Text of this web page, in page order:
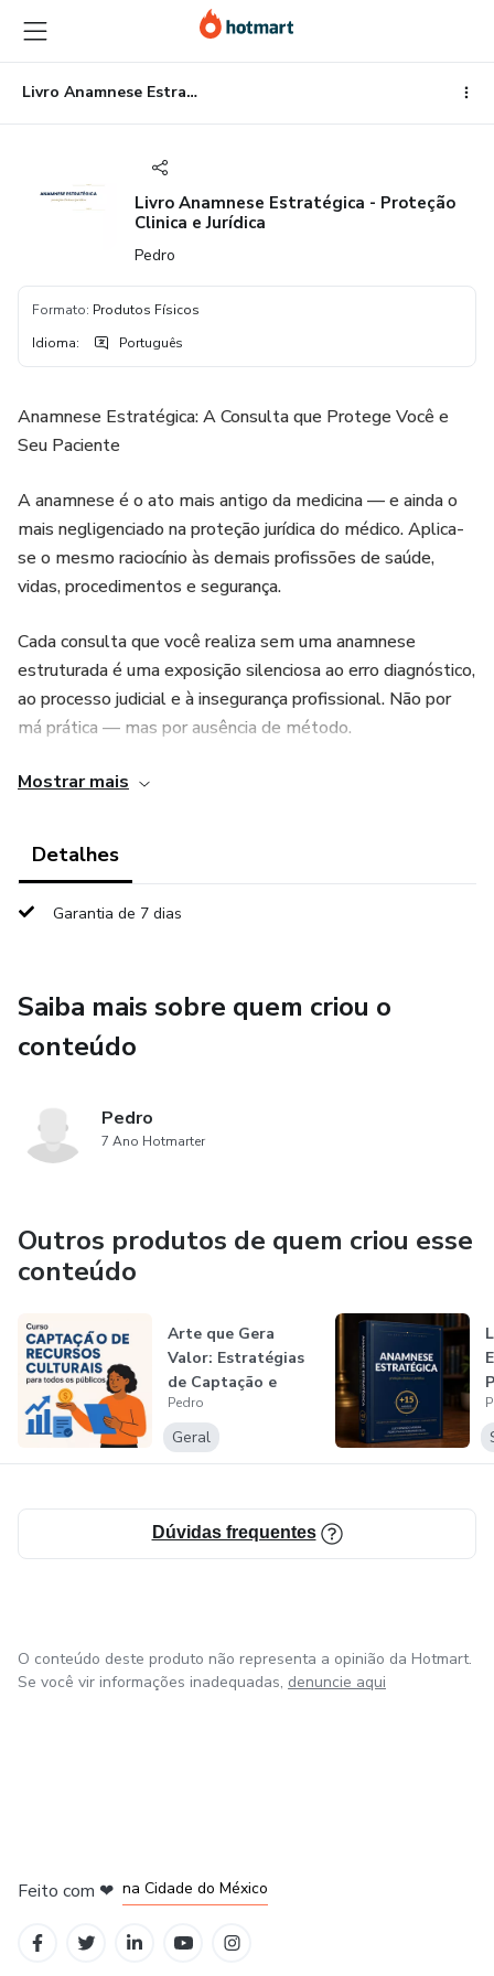
para
o
conteúdo
principal
para
o
pagamento
para
o
rodapé
Livro Anamnese Estratégica - Proteção Clinica e Jurídica
Livro Anamnese Estratégica - Proteção
Clinica e Jurídica
Pedro
Formato: Produtos Físicos
Idioma: Português
Anamnese Estratégica: A Consulta que Protege Você e
Seu Paciente
A anamnese é o ato mais antigo da medicina — e ainda o
mais negligenciado na proteção jurídica do médico. Aplica-
se o mesmo raciocínio às demais profissões de saúde,
vidas, procedimentos e segurança.
Cada consulta que você realiza sem uma anamnese
estruturada é uma exposição silenciosa ao erro diagnóstico,
ao processo judicial e à insegurança profissional. Não por
má prática — mas por ausência de método.
Anamnese Estratégica é o guia prático impresso que
médico-paciente mais sólida.
Escrito pelo Prof. Pedro Fernandes e Prof. Luiz Fernando
consciência legal.
→ A estrutura completa de uma anamnese com valor
probatório real
passivo jurídico
→ Como documentar com precisão sem perder fluidez no
→ A linguagem certa para registros que protegem médico
e paciente
→ Casos clínicos comentados com análise jurídica aplicada
Para quem é este livro:
Médicos em qualquer fase da carreira que querem atender
clareza.
Mostrar mais
Detalhes
Garantia de 7 dias
Saiba mais sobre quem criou o
conteúdo
Pedro
7 Ano Hotmarter
Outros produtos de quem criou esse
conteúdo
Arte que Gera
Valor: Estratégias
de Captação e
Sustentabilid...
Pedro
Geral
Dúvidas frequentes
O conteúdo deste produto não representa a opinião da Hotmart.
Se você vir informações inadequadas, denuncie aqui
Feito com ❤ na Cidade do México